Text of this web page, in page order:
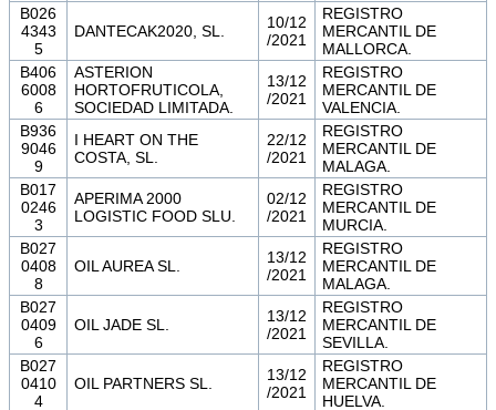
B026
4343
5
DANTECAK2020, SL.
10/12
/2021
REGISTRO
MERCANTIL DE
MALLORCA.
B406
6008
6
ASTERION
HORTOFRUTICOLA,
SOCIEDAD LIMITADA.
13/12
/2021
REGISTRO
MERCANTIL DE
VALENCIA.
B936
9046
9
I HEART ON THE
COSTA, SL.
22/12
/2021
REGISTRO
MERCANTIL DE
MALAGA.
B017
0246
3
APERIMA 2000
LOGISTIC FOOD SLU.
02/12
/2021
REGISTRO
MERCANTIL DE
MURCIA.
B027
0408
8
OIL AUREA SL.
13/12
/2021
REGISTRO
MERCANTIL DE
MALAGA.
B027
0409
6
OIL JADE SL.
13/12
/2021
REGISTRO
MERCANTIL DE
SEVILLA.
B027
0410
4
OIL PARTNERS SL.
13/12
/2021
REGISTRO
MERCANTIL DE
HUELVA.